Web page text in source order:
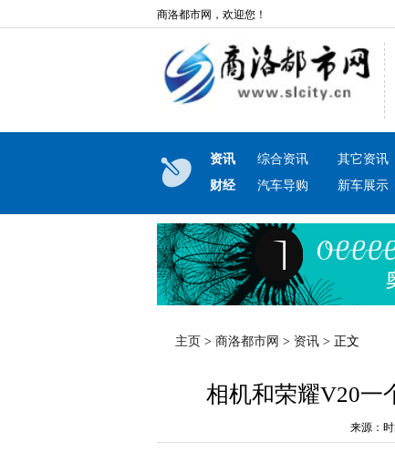
商洛都市网，欢迎您！
资讯 综合资讯
其它资讯
财经
汽车导购 新车展示
主页 > 商洛都市网 > 资讯 > 正文
相机和荣耀V20一
来源：时